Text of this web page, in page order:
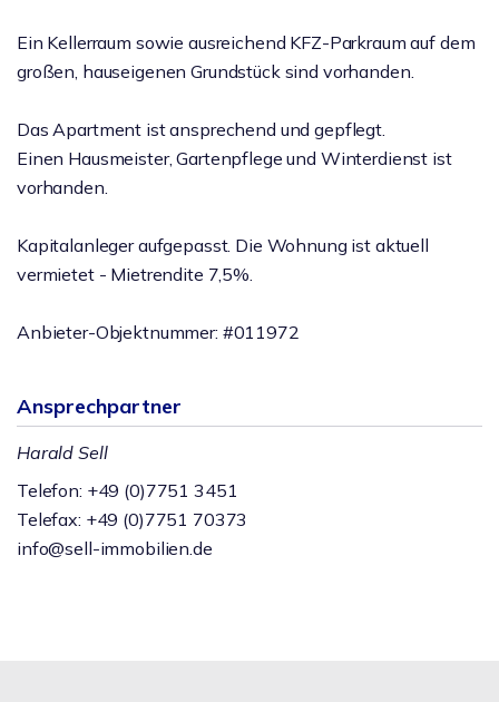
Ein Kellerraum sowie ausreichend KFZ-Parkraum auf dem
großen, hauseigenen Grundstück sind vorhanden.
Das Apartment ist ansprechend und gepflegt.
Einen Hausmeister, Gartenpflege und Winterdienst ist
vorhanden.
Kapitalanleger aufgepasst. Die Wohnung ist aktuell
vermietet - Mietrendite 7,5%.
Anbieter-Objektnummer: #011972
Ansprechpartner
Harald Sell
Telefon: +49 (0)7751 3451
Telefax: +49 (0)7751 70373
info@sell-immobilien.de